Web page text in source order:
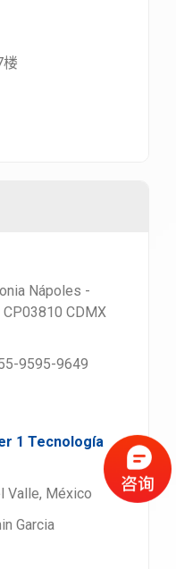
Nápoles -
CDMX
9595-9649
1 Tecnología
Valle, México
Garcia